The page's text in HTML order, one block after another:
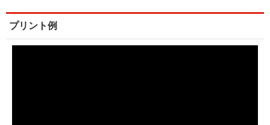
プリント例